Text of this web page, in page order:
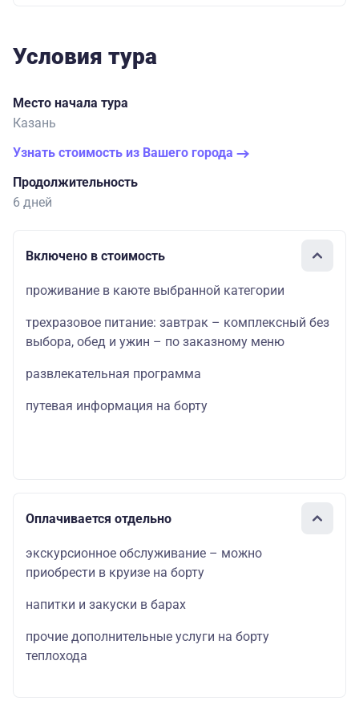
Условия тура
Место начала тура
Казань
Узнать стоимость из Вашего города
Продолжительность
6 дней
Включено в стоимость
проживание в каюте выбранной категории
трехразовое питание: завтрак – комплексный без
выбора, обед и ужин – по заказному меню
развлекательная программа
путевая информация на борту
Оплачивается отдельно
экскурсионное обслуживание – можно
приобрести в круизе на борту
напитки и закуски в барах
прочие дополнительные услуги на борту
теплохода